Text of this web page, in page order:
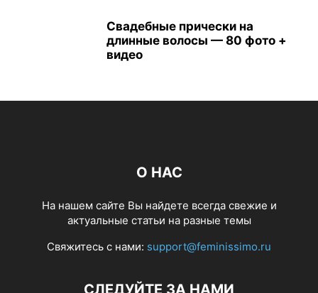
Свадебные прически на
длинные волосы — 80 фото +
видео
О НАС
На нашем сайте Вы найдете всегда свежие и
актуальные статьи на разные темы
Свяжитесь с нами: support@feminissimo.ru
СЛЕДУЙТЕ ЗА НАМИ